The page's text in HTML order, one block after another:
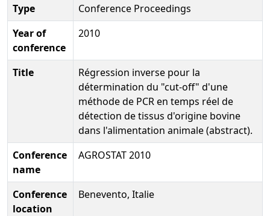
Type
Conference Proceedings
Year of
conference
2010
Title
Régression inverse pour la
détermination du "cut-off" d'une
méthode de PCR en temps réel de
détection de tissus d'origine bovine
dans l'alimentation animale (abstract).
Conference
name
AGROSTAT 2010
Conference
location
Benevento, Italie